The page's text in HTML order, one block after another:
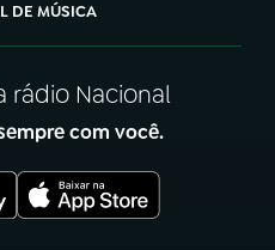
DE MÚSICA
rádio Nacional
com você.